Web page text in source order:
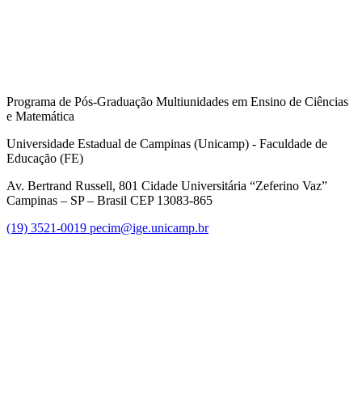
Programa de Pós-Graduação Multiunidades em Ensino de Ciências
e Matemática
Universidade Estadual de Campinas (Unicamp) - Faculdade de
Educação (FE)
Av. Bertrand Russell, 801 Cidade Universitária “Zeferino Vaz”
Campinas – SP – Brasil CEP 13083-865
(19) 3521-0019 pecim@ige.unicamp.br